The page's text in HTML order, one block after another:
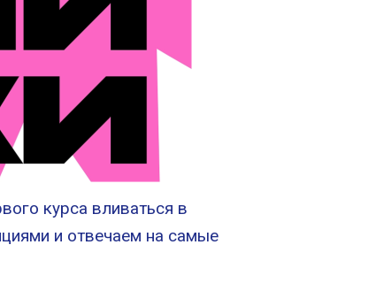
курса вливаться в
и отвечаем на самые